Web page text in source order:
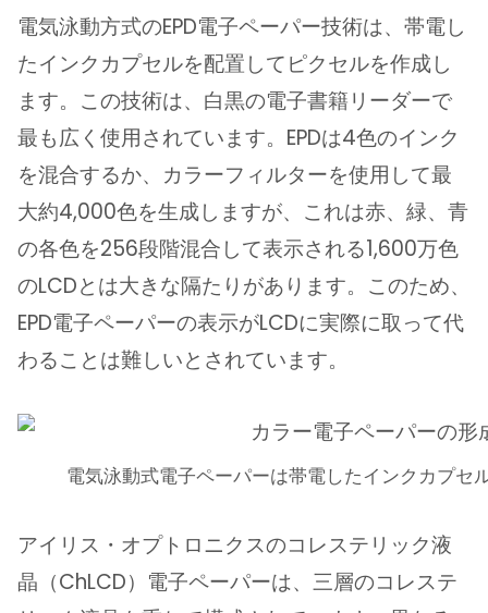
電気泳動方式のEPD電子ペーパー技術は、帯電し
たインクカプセルを配置してピクセルを作成し
ます。この技術は、白黒の電子書籍リーダーで
最も広く使用されています。EPDは4色のインク
を混合するか、カラーフィルターを使用して最
大約4,000色を生成しますが、これは赤、緑、青
の各色を256段階混合して表示される1,600万色
のLCDとは大きな隔たりがあります。このため、
EPD電子ペーパーの表示がLCDに実際に取って代
わることは難しいとされています。
電気泳動式電子ペーパーは帯電したインクカプセ
アイリス・オプトロニクスのコレステリック液
晶（ChLCD）電子ペーパーは、三層のコレステ